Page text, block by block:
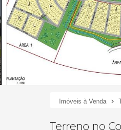
Imóveis à Venda
Terreno no